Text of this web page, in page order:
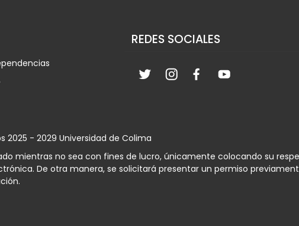
REDES SOCIALES
2025 - 2029 Universidad de Colima
mientras no sea con fines de lucro, únicamente colocando su
De otra manera, se solicitará presentar un permiso